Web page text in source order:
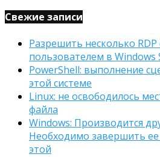
Свежие записи
Разрешить несколько
пользователем в Windows
PowerShell: выполнение
этой системе
Linux: не освободилось
файла
Windows: Производится
Необходимо завершить
этой